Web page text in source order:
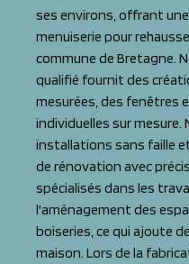
ses environs, offrant
menuiserie pour
commune de Bretagne.
qualifié fournit des
mesurées, des fenêtres
individuelles sur
installations sans faille
de rénovation avec
spécialisés dans les
l'aménagement des
boiseries, ce qui ajoute
maison. Lors de la